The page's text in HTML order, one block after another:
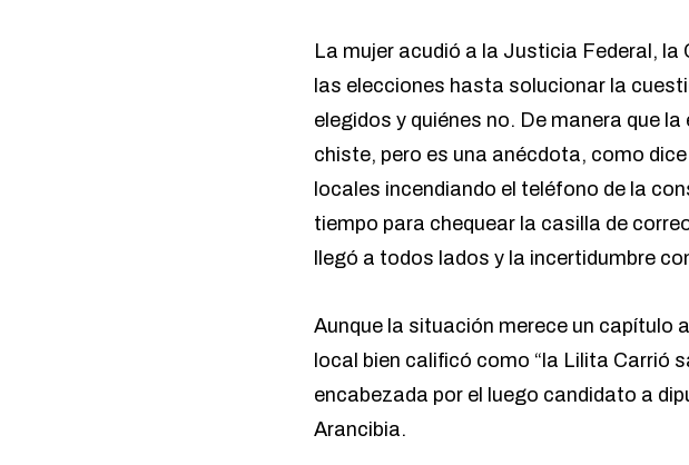
La mujer acudió a la Justicia Federal,
las elecciones hasta solucionar la
elegidos y quiénes no. De manera que
chiste, pero es una anécdota, como
locales incendiando el teléfono de la
tiempo para chequear la casilla de
llegó a todos lados y la incertidumbre
Aunque la situación merece un capítulo
local bien calificó como “la Lilita Carrió
encabezada por el luego candidato a
Arancibia.